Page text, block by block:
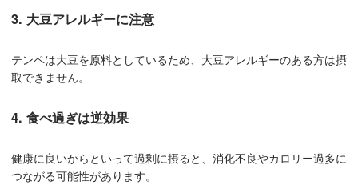
3. 大豆アレルギーに注意
テンペは大豆を原料としているため、大豆アレルギーのある方は摂
取できません。
4. 食べ過ぎは逆効果
健康に良いからといって過剰に摂ると、消化不良やカロリー過多に
つながる可能性があります。